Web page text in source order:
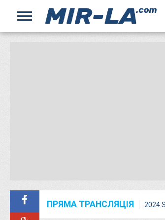
ПРЯМА ТРАНСЛЯЦІЯ 2024